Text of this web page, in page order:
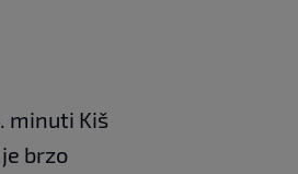
minuti Kiš
brzo